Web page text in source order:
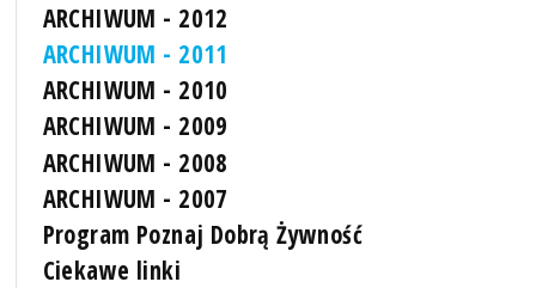
ARCHIWUM - 2012
ARCHIWUM - 2011
ARCHIWUM - 2010
ARCHIWUM - 2009
ARCHIWUM - 2008
ARCHIWUM - 2007
Program Poznaj Dobrą Żywność
Ciekawe linki